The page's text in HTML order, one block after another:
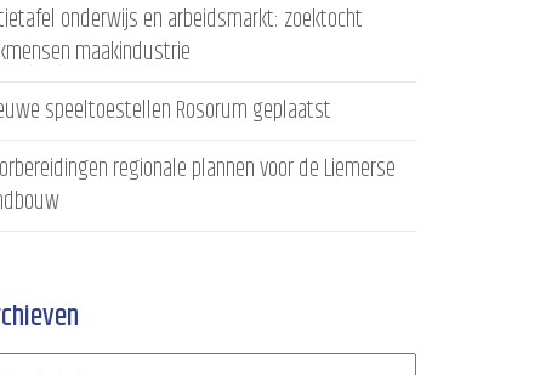
onderwijs en arbeidsmarkt: zoektocht
maakindustrie
speeltoestellen Rosorum geplaatst
regionale plannen voor de Liemerse